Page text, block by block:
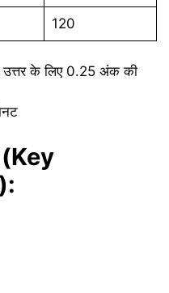
120
के लिए 0.25 अंक की
(Key